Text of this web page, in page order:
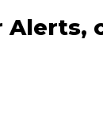
Alerts,